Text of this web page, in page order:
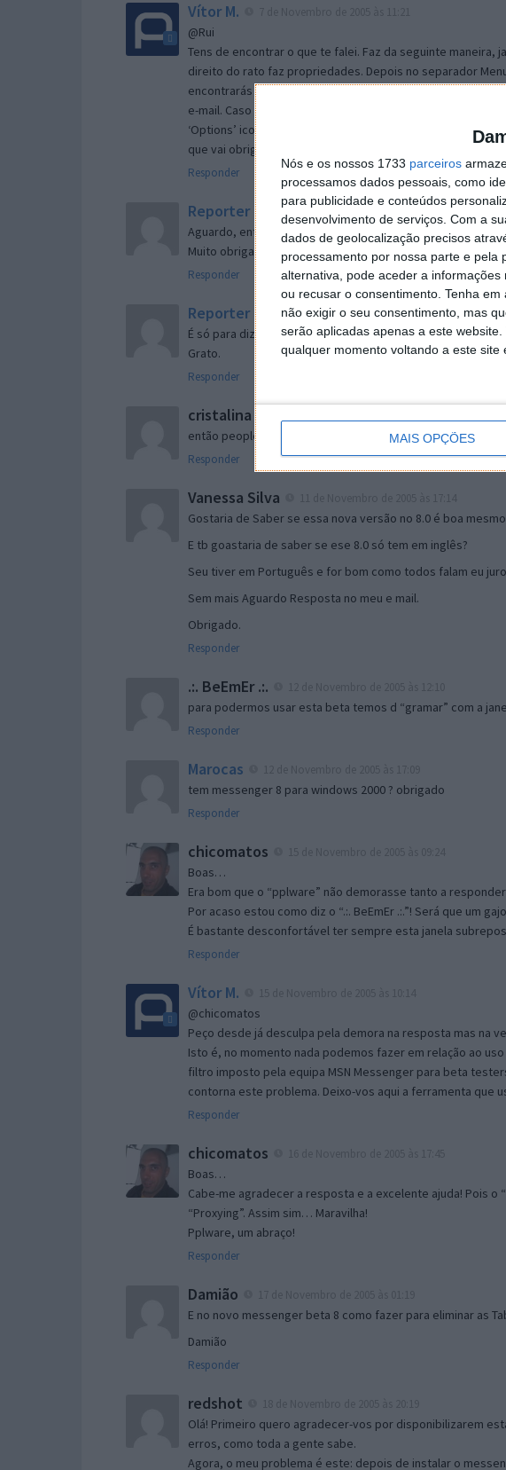
Nós e os nossos 1733 parceiros
processamos dados pessoais, como
para publicidade e conteúdos
desenvolvimento de serviços. Com a
dados de geolocalização precisos
processamento por nossa parte e pela
alternativa, pode aceder a
ou recusar o consentimento. Tenha em
não exigir o seu consentimento, mas
serão aplicadas apenas a este
qualquer momento voltando a este site
MAIS OPÇÕES
Vítor M.
@Rui
Tens de encontrar o que te falei. Faz da seguinte maneira,
direito do rato faz propriedades. Depois no separador Menu
encontrarás no separador geral a opção para escolheres
e-mail. Caso não consigas chegar lá, vais ao teu Firefox e
‘Options’ icon geral da então janela aberta e logo perto do
que vai obrigar o Firefox a verificar se este é o browser
Responder
Reporter 7 de Novembro de 2005 às 12:57
Aguardo, então, o e-mail, Vitor.
Muito obrigado.
Responder
Reporter 7 de Novembro de 2005 às 19:51
É só para dizer que ainda não me chegou mail algum.
Grato.
Responder
cristalina
então people
Responder
Vanessa Silva
Gostaria de Saber se essa nova versão no 8.0 é boa
E tb goastaria de saber se ese 8.0 só tem em inglês?
Seu tiver em Português e for bom como todos falam eu
Sem mais Aguardo Resposta no meu e mail.
Obrigado.
Responder
.:. BeEmEr .:.
para podermos usar esta beta temos d “gramar” com a
Responder
Marocas
tem messenger 8 para windows 2000 ? obrigado
Responder
chicomatos
Boas…
Era bom que o “pplware” não demorasse tanto a
Por acaso estou como diz o “.:. BeEmEr .:.”! Será que um
É bastante desconfortável ter sempre esta janela
Responder
Vítor M.
@chicomatos
Peço desde já desculpa pela demora na resposta mas na
Isto é, no momento nada podemos fazer em relação ao
filtro imposto pela equipa MSN Messenger para beta
contorna este problema. Deixo-vos aqui a ferramenta que
Responder
chicomatos
Boas…
Cabe-me agradecer a resposta e a excelente ajuda! Pois o
“Proxying”. Assim sim… Maravilha!
Pplware, um abraço!
Responder
Damião
E no novo messenger beta 8 como fazer para eliminar as
Damião
Responder
redshot
Olá! Primeiro quero agradecer-vos por disponibilizarem
erros, como toda a gente sabe.
Agora, o meu problema é este: depois de instalar o